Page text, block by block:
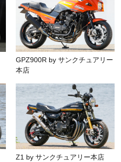
GPZ900R by サンクチュアリー
本店
Z1 by サンクチュアリー本店